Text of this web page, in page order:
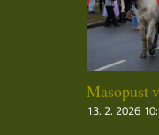
Masopust
13. 2. 2026